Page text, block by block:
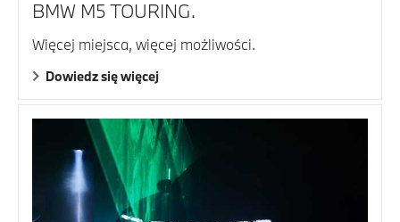
BMW M5 TOURING.
Więcej miejsca, więcej możliwości.
Dowiedz się więcej